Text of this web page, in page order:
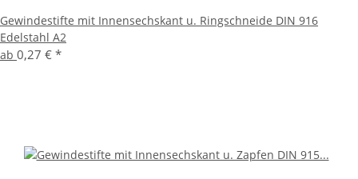
Gewindestifte mit Innensechskant u. Ringschneide DIN 916
Edelstahl A2
ab 0,27 € *